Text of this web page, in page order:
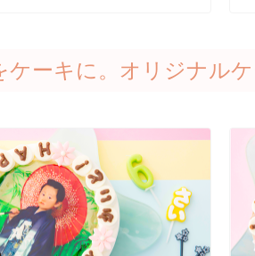
ケーキに。オリジナル